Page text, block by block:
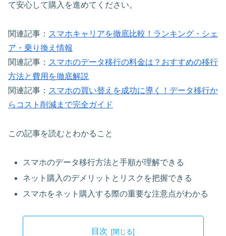
て安心して購入を進めてください。
関連記事： スマホキャリアを徹底比較！ランキング・シェ
ア・乗り換え情報
関連記事： スマホのデータ移行の料金は？おすすめの移行
方法と費用を徹底解説
関連記事： スマホの買い替えを成功に導く！データ移行か
らコスト削減まで完全ガイド
この記事を読むとわかること
スマホのデータ移行方法と手順が理解できる
ネット購入のデメリットとリスクを把握できる
スマホをネット購入する際の重要な注意点がわかる
目次